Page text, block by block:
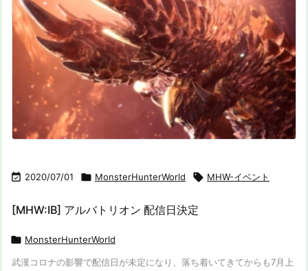
 2020/07/01  MonsterHunterWorld  MHW-イベント
[MHW:IB] アルバトリオン 配信日決定
 MonsterHunterWorld
武漢コロナの影響で配信日が未定になり、落ち着いてきてからも7月上